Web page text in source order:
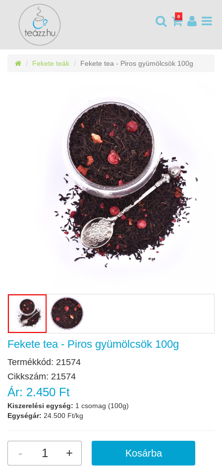
0
Fekete teák Fekete tea - Piros gyümölcsök 100g
Fekete tea - Piros gyümölcsök 100g
Termékkód: 21574
Cikkszám: 21574
Ár: 2.450 Ft
Kiszerelési egység: 1 csomag (100g)
Egységár: 24.500 Ft/kg